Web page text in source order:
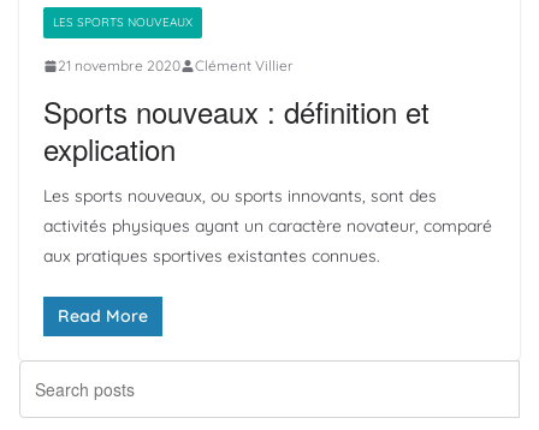
LES SPORTS NOUVEAUX
21 novembre 2020 Clément Villier
Sports nouveaux : définition et
explication
Les sports nouveaux, ou sports innovants, sont des
activités physiques ayant un caractère novateur, comparé
aux pratiques sportives existantes connues.
Read More